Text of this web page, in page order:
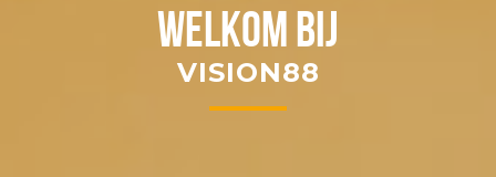
Welkom bij
VISION88